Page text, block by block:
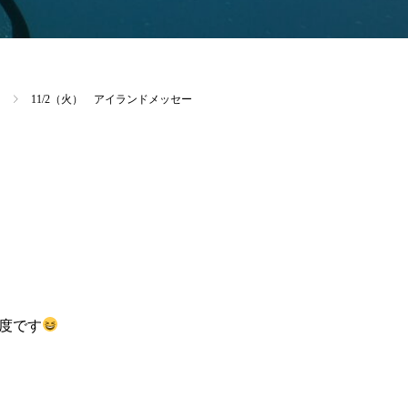
11/2（火） アイランドメッセー
です